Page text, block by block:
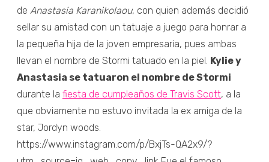
de Anastasia Karanikolaou, con quien además decidió
sellar su amistad con un tatuaje a juego para honrar a
la pequeña hija de la joven empresaria, pues ambas
llevan el nombre de Stormi tatuado en la piel. Kylie y
Anastasia se tatuaron el nombre de Stormi
durante la fiesta de cumpleaños de Travis Scott, a la
que obviamente no estuvo invitada la ex amiga de la
star, Jordyn woods.
https://www.instagram.com/p/BxjTs-QA2x9/?